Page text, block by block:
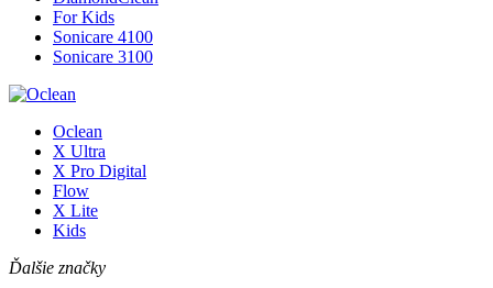
For Kids
Sonicare 4100
Sonicare 3100
Oclean
X Ultra
X Pro Digital
Flow
X Lite
Kids
Ďalšie značky